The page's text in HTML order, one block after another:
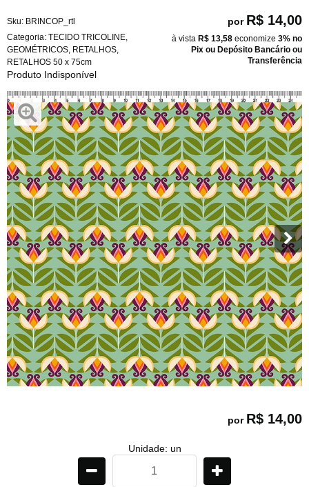
Sku: BRINCOP_rtl
Categoria: TECIDO TRICOLINE
GEOMÉTRICOS RETALHOS
RETALHOS 50 x 75cm
Produto Indisponível
por R$ 14,00
à vista R$ 13,58 economize 3% no
Pix ou Depósito Bancário ou
Transferência
por R$ 14,00
Unidade: un